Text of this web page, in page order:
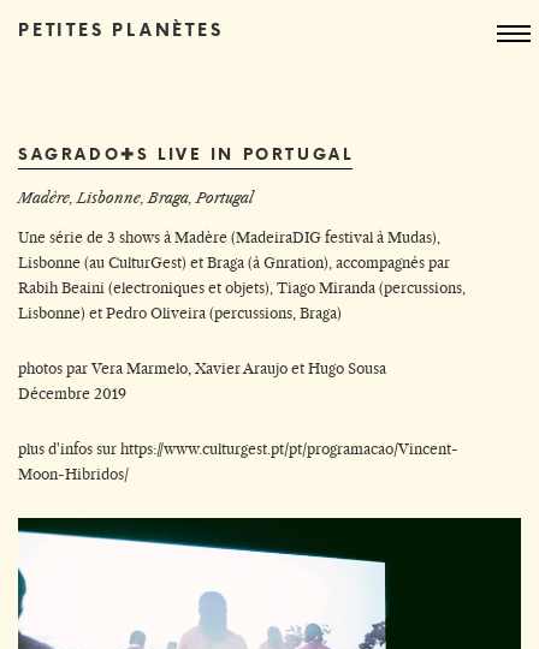
PETITES PLANÈTES
SAGRADO✚S LIVE IN PORTUGAL
Madère, Lisbonne, Braga, Portugal
Une série de 3 shows à Madère (MadeiraDIG festival à Mudas),
Lisbonne (au CulturGest) et Braga (à Gnration), accompagnés par
Rabih Beaini (electroniques et objets), Tiago Miranda (percussions,
Lisbonne) et Pedro Oliveira (percussions, Braga)
photos par Vera Marmelo, Xavier Araujo et Hugo Sousa
Décembre 2019
plus d'infos sur https://www.culturgest.pt/pt/programacao/Vincent-
Moon-Hibridos/